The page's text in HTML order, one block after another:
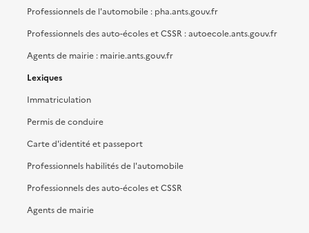
Professionnels de l'automobile : pha.ants.gouv.fr
Professionnels des auto-écoles et CSSR : autoecole.ants.gouv.fr
Agents de mairie : mairie.ants.gouv.fr
Lexiques
Immatriculation
Permis de conduire
Carte d'identité et passeport
Professionnels habilités de l'automobile
Professionnels des auto-écoles et CSSR
Agents de mairie